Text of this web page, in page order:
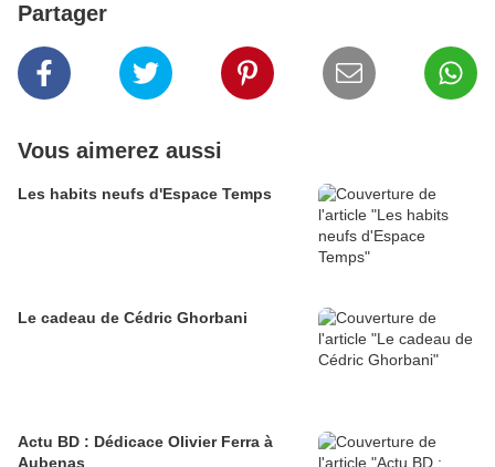
Partager
Vous aimerez aussi
Les habits neufs d'Espace Temps
Le cadeau de Cédric Ghorbani
Actu BD : Dédicace Olivier Ferra à
Aubenas